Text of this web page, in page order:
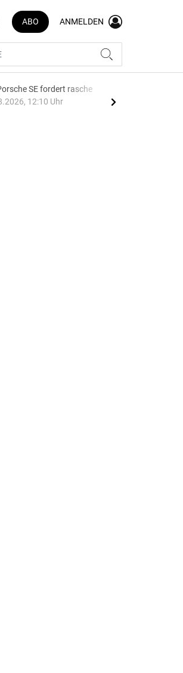
ABO ANMELDEN
SE fordert rasche
12:10 Uhr